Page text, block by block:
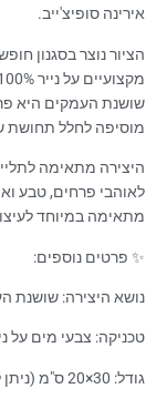
אירינה סופיצ'ייב.
הציור נוצר בסגנון
מקצועיים על נייר 100% כותנה.
שושנת העמקים היא
מוסיפה לחלל תחושת
היצירה מתאימה
לאוהבי פרחים, טבע
מתאימה במיוחד
✨ פרטים נוספים:
נושא היצירה: שושנת
טכניקה: צבעי מים על נייר
גודל: 30×20 ס"מ (ניתן להזמין בגדלים נוספים)